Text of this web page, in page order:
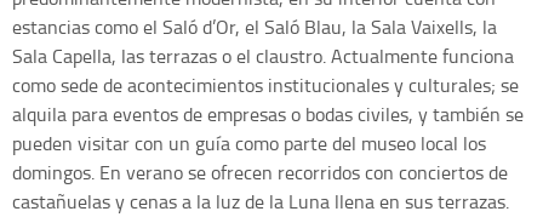
estancias como el Saló d’Or, el Saló Blau, la Sala Vaixells, la
Sala Capella, las terrazas o el claustro. Actualmente funciona
como sede de acontecimientos institucionales y culturales; se
alquila para eventos de empresas o bodas civiles, y también se
pueden visitar con un guía como parte del museo local los
domingos. En verano se ofrecen recorridos con conciertos de
castañuelas y cenas a la luz de la Luna llena en sus terrazas.